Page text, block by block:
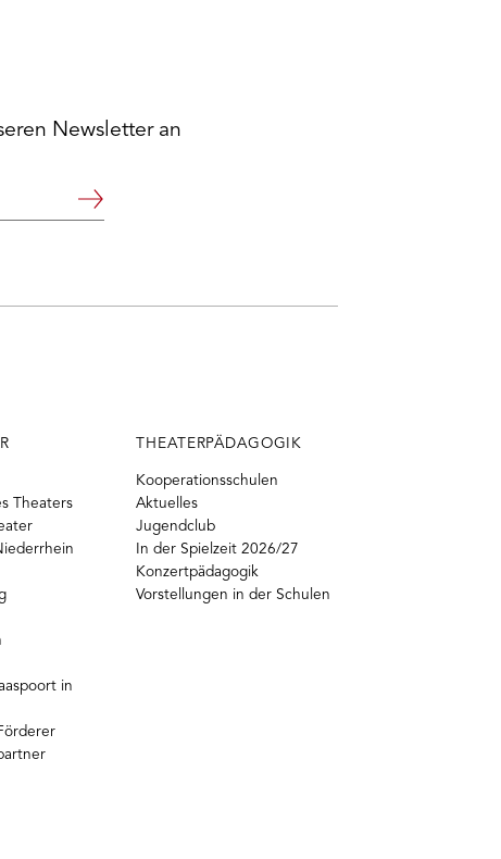
Newsletter an
Weiter
Theaters
in
THEATERPÄDAGOGIK
Kooperationsschulen
Aktuelles
Jugendclub
In der Spielzeit 2026/27
Konzertpädagogik
Vorstellungen in der Schulen